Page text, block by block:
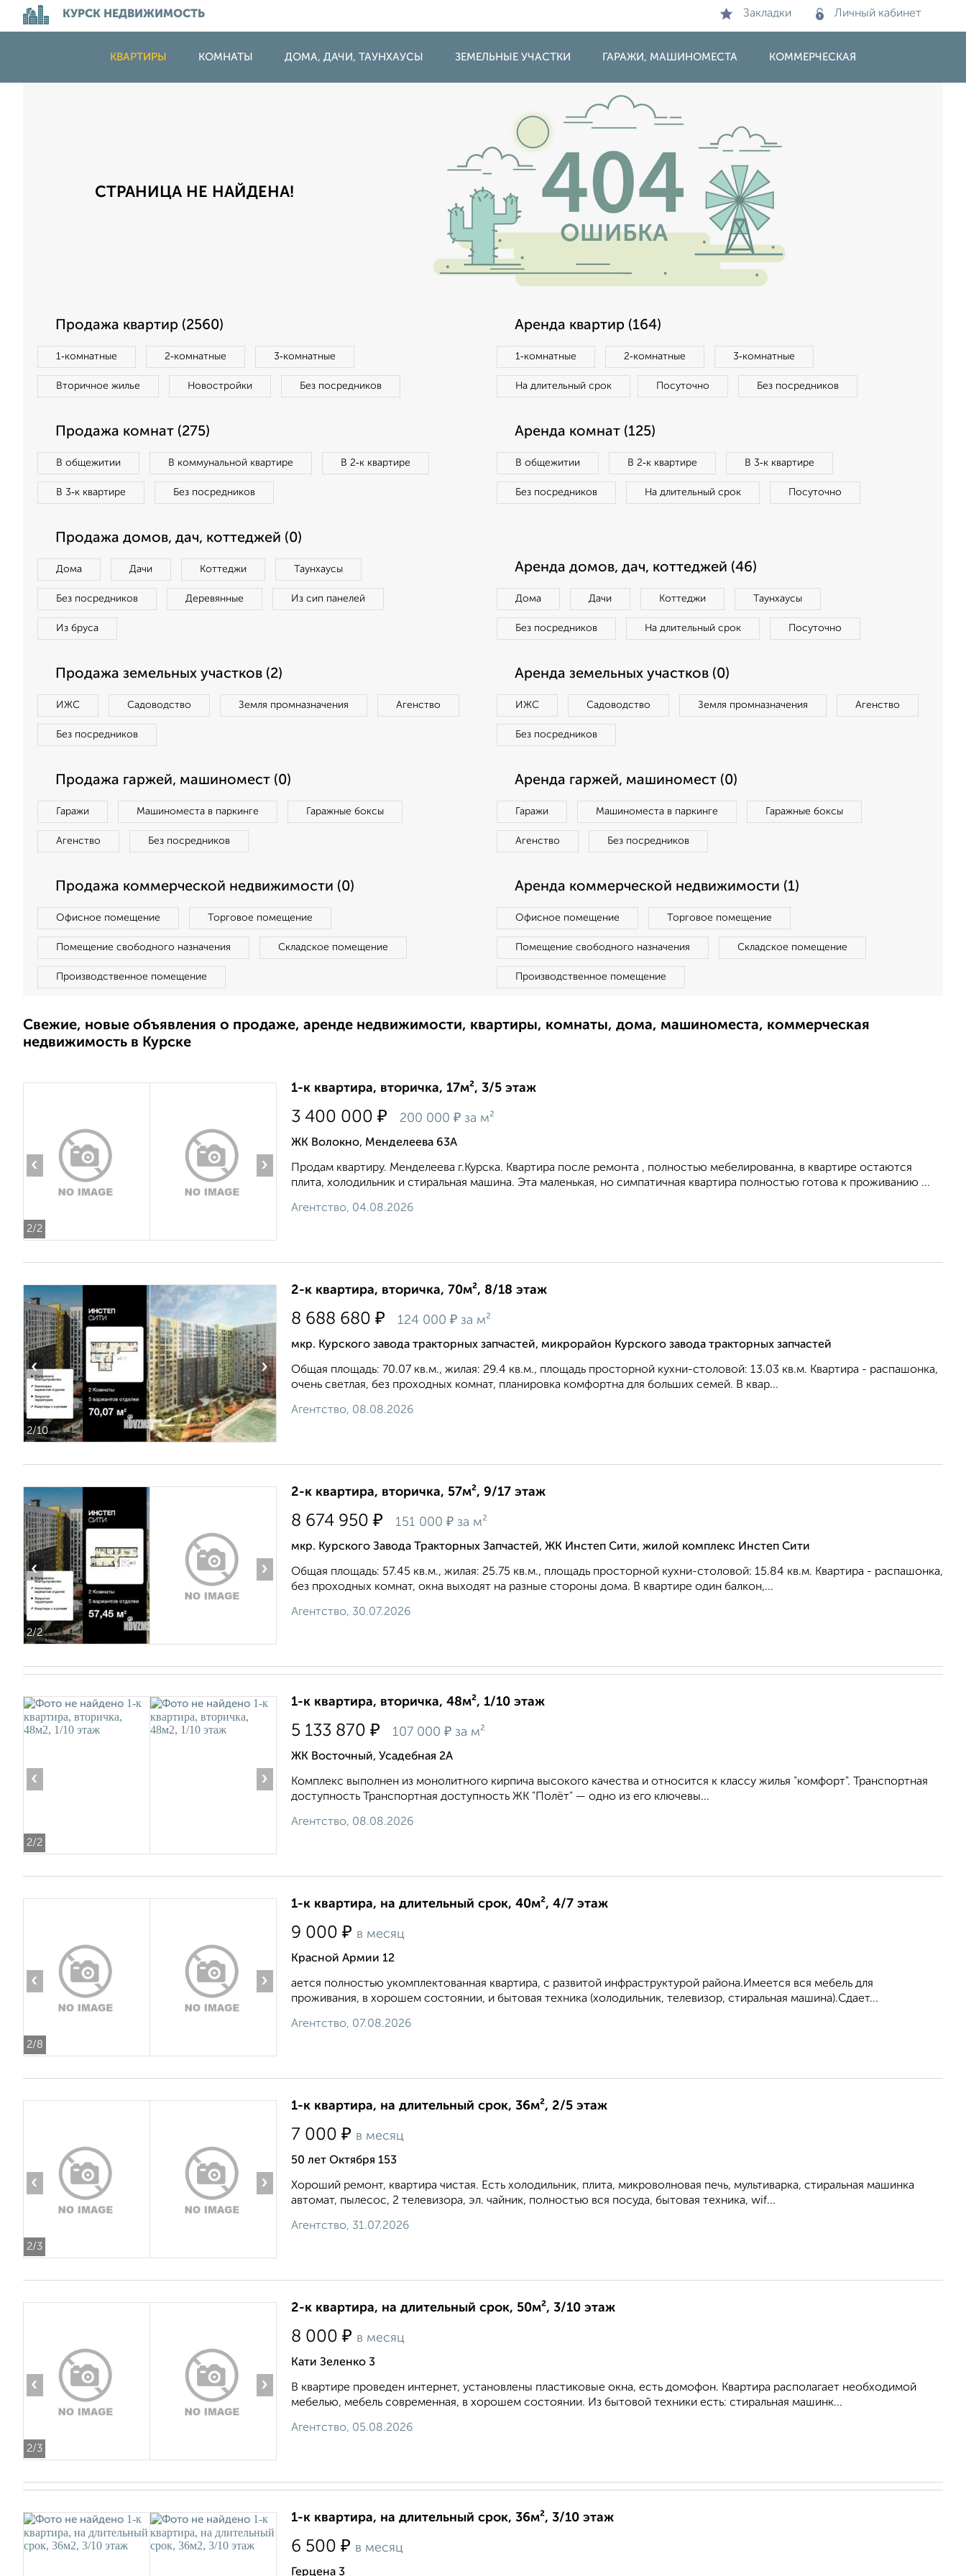
КУРСК НЕДВИЖИМОСТЬ Закладки Личный кабинет
КВАРТИРЫ КОМНАТЫ ДОМА, ДАЧИ, ТАУНХАУСЫ ЗЕМЕЛЬНЫЕ УЧАСТКИ ГАРАЖИ, МАШИНОМЕСТА КОММЕРЧЕСКАЯ
СТРАНИЦА НЕ НАЙДЕНА!
Продажа квартир (2560)
1‑комнатные 2‑комнатные 3‑комнатные
Вторичное жилье Новостройки Без посредников
Аренда квартир (164)
1‑комнатные 2‑комнатные 3‑комнатные
На длительный срок Посуточно Без посредников
Продажа комнат (275)
В общежитии В коммунальной квартире В 2‑к квартире
В 3‑к квартире Без посредников
Аренда комнат (125)
В общежитии В 2‑к квартире В 3‑к квартире
Без посредников На длительный срок Посуточно
Продажа домов, дач, коттеджей (0)
Дома Дачи Коттеджи Таунхаусы
Без посредников Деревянные Из сип панелей
Из бруса
Аренда домов, дач, коттеджей (46)
Дома Дачи Коттеджи Таунхаусы
Без посредников На длительный срок Посуточно
Продажа земельных участков (2)
ИЖС Садоводство Земля промназначения Агенство
Без посредников
Аренда земельных участков (0)
ИЖС Садоводство Земля промназначения Агенство
Без посредников
Продажа гаржей, машиномест (0)
Гаражи Машиноместа в паркинге Гаражные боксы
Агенство Без посредников
Аренда гаржей, машиномест (0)
Гаражи Машиноместа в паркинге Гаражные боксы
Агенство Без посредников
Продажа коммерческой недвижимости (0)
Офисное помещение Торговое помещение
Помещение свободного назначения Складское помещение
Производственное помещение
Аренда коммерческой недвижимости (1)
Офисное помещение Торговое помещение
Помещение свободного назначения Складское помещение
Производственное помещение
Свежие, новые объявления о продаже, аренде недвижимости, квартиры, комнаты, дома, машиноместа, коммерческая
недвижимость в Курске
2/2
‹ ›
1-к квартира, вторичка, 17м², 3/5 этаж
3 400 000 ₽ 200 000 ₽ за м²
ЖК Волокно, Менделеева 63А
Продам квартиру. Менделеева г.Курска. Квартира после ремонта , полностью мебелированна, в квартире остаются
плита, холодильник и стиральная машина. Эта маленькая, но симпатичная квартира полностью готова к проживанию ...
Агентство, 04.08.2026
2/10
‹ ›
2-к квартира, вторичка, 70м², 8/18 этаж
8 688 680 ₽ 124 000 ₽ за м²
мкр. Курского завода тракторных запчастей, микрорайон Курского завода тракторных запчастей
Общая площадь: 70.07 кв.м., жилая: 29.4 кв.м., площадь просторной кухни-столовой: 13.03 кв.м. Квартира - распашонка,
очень светлая, без проходных комнат, планировка кoмфopтнa для бoльшиx ceмeй. В квар...
Агентство, 08.08.2026
2/2
‹ ›
2-к квартира, вторичка, 57м², 9/17 этаж
8 674 950 ₽ 151 000 ₽ за м²
мкр. Курского Завода Тракторных Запчастей, ЖК Инстеп Сити, жилой комплекс Инстеп Сити
Общая площадь: 57.45 кв.м., жилая: 25.75 кв.м., площадь просторной кухни-столовой: 15.84 кв.м. Квартира - распашонка,
без проходных комнат, окна выходят на paзные стороны дома. В квартире один балкон,...
Агентство, 30.07.2026
2/2
‹ ›
1-к квартира, вторичка, 48м², 1/10 этаж
5 133 870 ₽ 107 000 ₽ за м²
ЖК Восточный, Усадебная 2А
Комплекс выполнен из монолитного кирпича высокого качества и относится к классу жилья "комфорт". Транспортная
доступность Транспортная доступность ЖК "Полёт" — одно из его ключевы...
Агентство, 08.08.2026
2/8
‹ ›
1-к квартира, на длительный срок, 40м², 4/7 этаж
9 000 ₽ в месяц
Красной Армии 12
ается полностью укомплектованная квартира, с развитой инфраструктурой района.Имеется вся мебель для
проживания, в хорошем состоянии, и бытовая техника (холодильник, телевизор, стиральная машина).Сдает...
Агентство, 07.08.2026
2/3
‹ ›
1-к квартира, на длительный срок, 36м², 2/5 этаж
7 000 ₽ в месяц
50 лет Октября 153
Хороший ремонт, квартира чистая. Есть холодильник, плита, микроволновая печь, мультиварка, стиральная машинка
автомат, пылесос, 2 телевизора, эл. чайник, полностью вся посуда, бытовая техника, wif...
Агентство, 31.07.2026
2/3
‹ ›
2-к квартира, на длительный срок, 50м², 3/10 этаж
8 000 ₽ в месяц
Кати Зеленко 3
В квартире проведен интернет, установлены пластиковые окна, есть домофон. Квартира располагает необходимой
мебелью, мебель современная, в хорошем состоянии. Из бытовой техники есть: стиральная машинк...
Агентство, 05.08.2026
1-к квартира, на длительный срок, 36м², 3/10 этаж
6 500 ₽ в месяц
Герцена 3